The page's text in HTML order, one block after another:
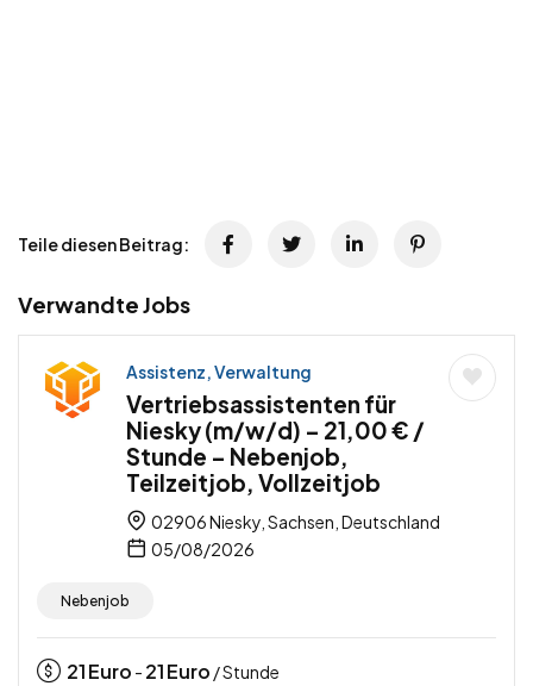
Teile diesen Beitrag:
Verwandte Jobs
Assistenz, Verwaltung
Vertriebsassistenten für
Niesky (m/w/d) – 21,00 € /
Stunde – Nebenjob,
Teilzeitjob, Vollzeitjob
02906 Niesky, Sachsen, Deutschland
05/08/2026
Nebenjob
21Euro - 21Euro / Stunde